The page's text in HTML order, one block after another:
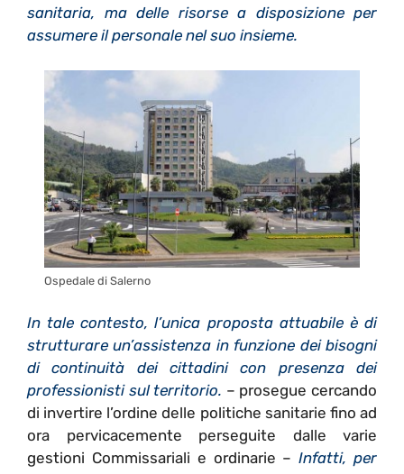
sanitaria, ma delle risorse a disposizione per
assumere il personale nel suo insieme.
Ospedale di Salerno
In tale contesto, l’unica proposta attuabile è di
strutturare un’assistenza in funzione dei bisogni
di continuità dei cittadini con presenza dei
professionisti sul territorio. – prosegue cercando
di invertire l’ordine delle politiche sanitarie fino ad
ora pervicacemente perseguite dalle varie
gestioni Commissariali e ordinarie –Infatti, per